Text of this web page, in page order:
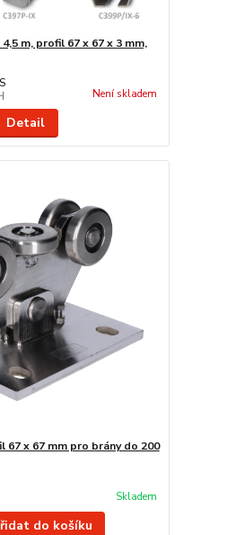
m, profil 67 x 67 x 3 mm,
Není skladem
Detail
67 x 67 mm pro brány do 200
Skladem
do košíku